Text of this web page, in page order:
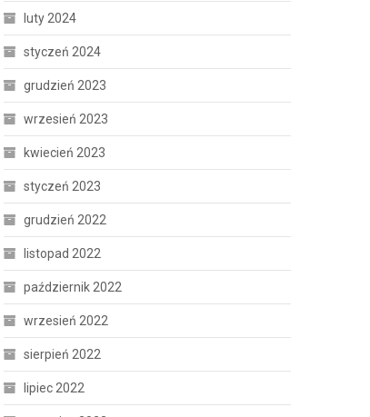
luty 2024
styczeń 2024
grudzień 2023
wrzesień 2023
kwiecień 2023
styczeń 2023
grudzień 2022
listopad 2022
październik 2022
wrzesień 2022
sierpień 2022
lipiec 2022